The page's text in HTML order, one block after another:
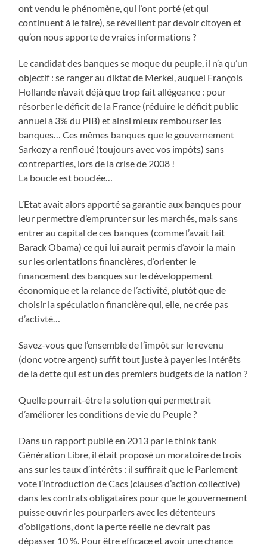
ont vendu le phénomène, qui l’ont porté (et qui
continuent à le faire), se réveillent par devoir citoyen et
qu’on nous apporte de vraies informations ?
Le candidat des banques se moque du peuple, il n’a qu’un
objectif : se ranger au diktat de Merkel, auquel François
Hollande n’avait déjà que trop fait allégeance : pour
résorber le déficit de la France (réduire le déficit public
annuel à 3% du PIB) et ainsi mieux rembourser les
banques… Ces mêmes banques que le gouvernement
Sarkozy a renfloué (toujours avec vos impôts) sans
contreparties, lors de la crise de 2008 !
La boucle est bouclée…
L’Etat avait alors apporté sa garantie aux banques pour
leur permettre d’emprunter sur les marchés, mais sans
entrer au capital de ces banques (comme l’avait fait
Barack Obama) ce qui lui aurait permis d’avoir la main
sur les orientations financières, d’orienter le
financement des banques sur le développement
économique et la relance de l’activité, plutôt que de
choisir la spéculation financière qui, elle, ne crée pas
d’activté…
Savez-vous que l’ensemble de l’impôt sur le revenu
(donc votre argent) suffit tout juste à payer les intérêts
de la dette qui est un des premiers budgets de la nation ?
Quelle pourrait-être la solution qui permettrait
d’améliorer les conditions de vie du Peuple ?
Dans un rapport publié en 2013 par le think tank
Génération Libre, il était proposé un moratoire de trois
ans sur les taux d’intérêts : il suffirait que le Parlement
vote l’introduction de Cacs (clauses d’action collective)
dans les contrats obligataires pour que le gouvernement
puisse ouvrir les pourparlers avec les détenteurs
d’obligations, dont la perte réelle ne devrait pas
dépasser 10 %. Pour être efficace et avoir une chance